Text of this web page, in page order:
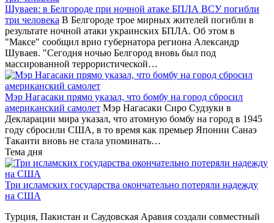
Шуваев: в Белгороде при ночной атаке БПЛА ВСУ погибли
три человека В Белгороде трое мирных жителей погибли в
результате ночной атаки украинских БПЛА. Об этом в
"Максе" сообщил врио губернатора региона Александр
Шуваев. "Сегодня ночью Белгород вновь был под
массированной террористической…
Мэр Нагасаки прямо указал, что бомбу на город сбросил
американский самолет Мэр Нагасаки Сиро Судзуки в
Декларации мира указал, что атомную бомбу на город в 1945
году сбросили США, в то время как премьер Японии Санаэ
Такаити вновь не стала упоминать…
Тема дня
Три исламских государства окончательно потеряли надежду
на США
Турция, Пакистан и Саудовская Аравия создали совместный